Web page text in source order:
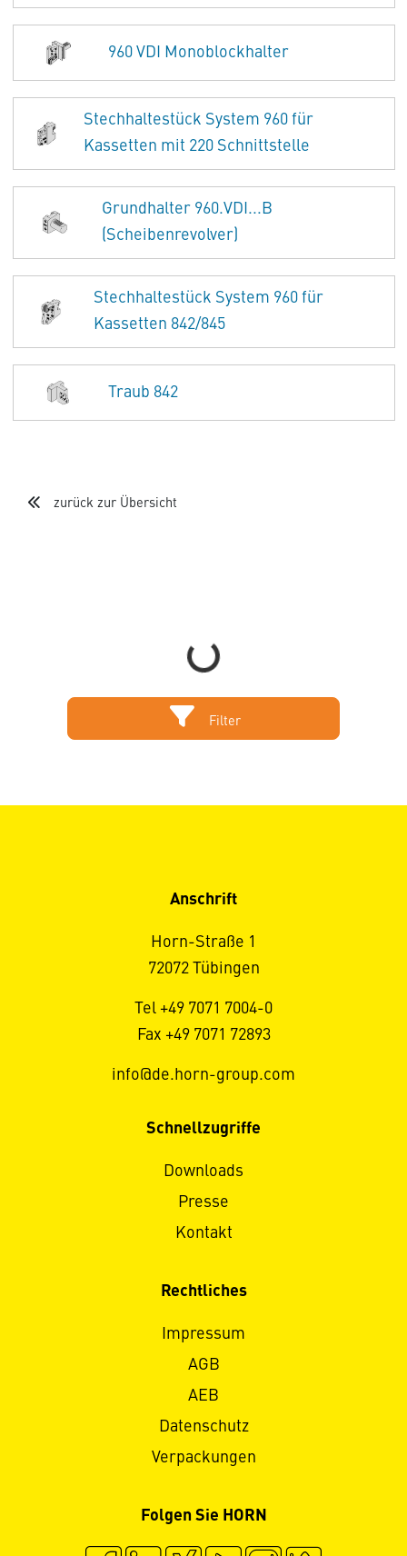
960 VDI Monoblockhalter
Stechhaltestück System 960 für
Kassetten mit 220 Schnittstelle
Grundhalter 960.VDI...B
(Scheibenrevolver)
Stechhaltestück System 960 für
Kassetten 842/845
Traub 842
zurück zur Übersicht
Loading...
Filter
Anschrift
Horn-Straße 1
72072 Tübingen
Tel +49 7071 7004-0
Fax +49 7071 72893
info@de.horn-group.com
Schnellzugriffe
Downloads
Presse
Kontakt
Rechtliches
Impressum
AGB
AEB
Datenschutz
Verpackungen
Folgen Sie HORN